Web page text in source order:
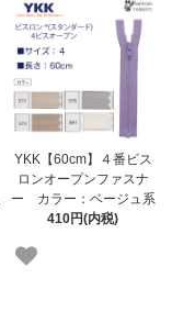
YKK【60cm】４番ビス
ロンオープンファスナ
ー カラー：ベージュ系
410円(内税)